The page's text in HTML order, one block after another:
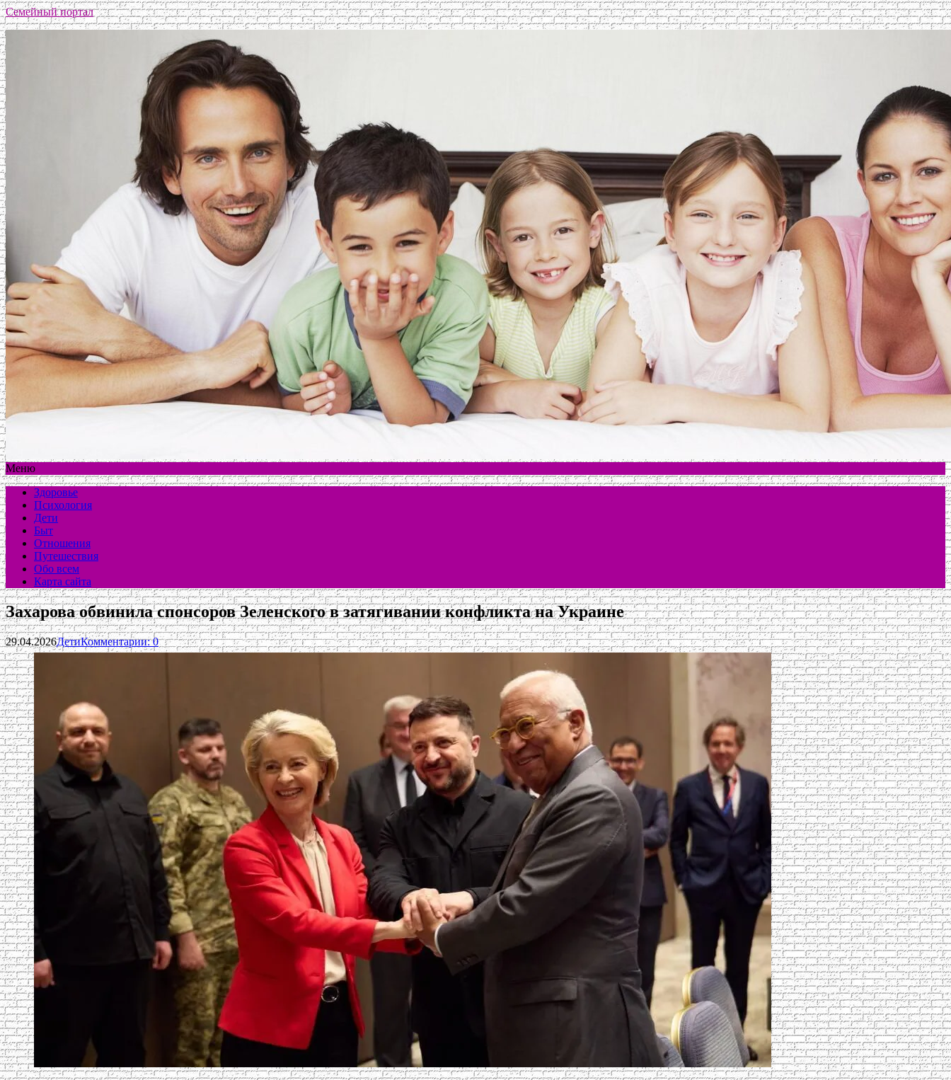
Семейный портал
Меню
Здоровье
Психология
Дети
Быт
Отношения
Путешествия
Обо всем
Карта сайта
Захарова обвинила спонсоров Зеленского в затягивании конфликта на Украине
29.04.2026ДетиКомментарии: 0